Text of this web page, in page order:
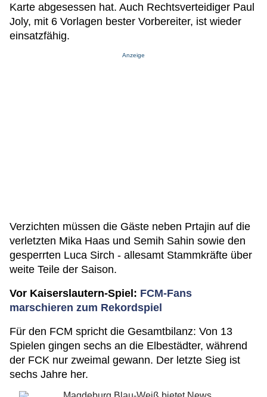
Karte abgesessen hat. Auch Rechtsverteidiger Paul
Joly, mit 6 Vorlagen bester Vorbereiter, ist wieder
einsatzfähig.
Anzeige
Verzichten müssen die Gäste neben Prtajin auf die
verletzten Mika Haas und Semih Sahin sowie den
gesperrten Luca Sirch - allesamt Stammkräfte über
weite Teile der Saison.
Vor Kaiserslautern-Spiel: FCM-Fans
marschieren zum Rekordspiel
Für den FCM spricht die Gesamtbilanz: Von 13
Spielen gingen sechs an die Elbestädter, während
der FCK nur zweimal gewann. Der letzte Sieg ist
sechs Jahre her.